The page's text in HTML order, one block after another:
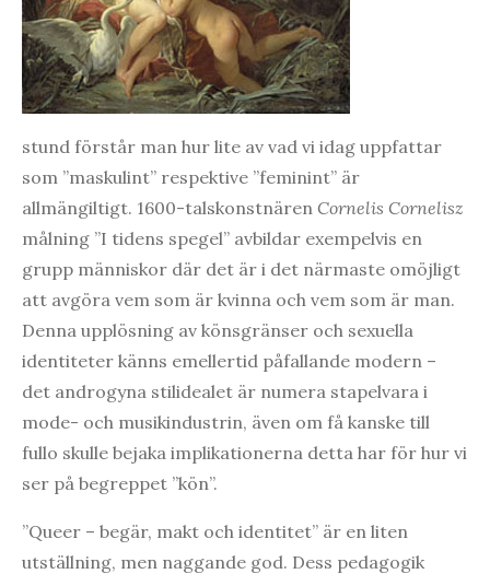
stund förstår man hur lite av vad vi idag uppfattar
som ”maskulint” respektive ”feminint” är
allmängiltigt. 1600-talskonstnären Cornelis Cornelisz
målning ”I tidens spegel” avbildar exempelvis en
grupp människor där det är i det närmaste omöjligt
att avgöra vem som är kvinna och vem som är man.
Denna upplösning av könsgränser och sexuella
identiteter känns emellertid påfallande modern –
det androgyna stilidealet är numera stapelvara i
mode- och musikindustrin, även om få kanske till
fullo skulle bejaka implikationerna detta har för hur vi
ser på begreppet ”kön”.
”Queer – begär, makt och identitet” är en liten
utställning, men naggande god. Dess pedagogik